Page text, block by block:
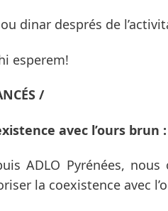
dinar després de
esperem!
/
avec l’ours
ADLO Pyrénées,
la coexistence avec